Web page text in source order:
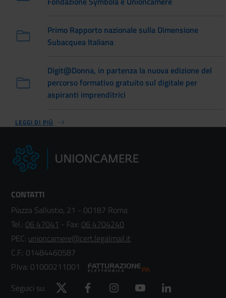
Primo Rapporto nazionale sulla Dimensione
Subacquea Italiana
Digit@Donna, in partenza la nuova edizione del
percorso formativo gratuito sul digitale per
aspiranti imprenditrici
LEGGI DI PIÙ
CONTATTI
Piazza Sallustio, 21 - 00187 Roma
Tel.: 06 47041 - Fax: 06 4704240
PEC: unioncamere@cert.legalmail.it
C.F.: 01484460587
P.Iva: 01000211001
Seguici su:
Twitter Facebook Instagram YouTube